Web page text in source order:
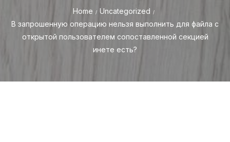
Home / Uncategorized /
В запрошенную операцию нельзя выполнить для файла с
открытой пользователем сопоставленной секцией
инете есть?